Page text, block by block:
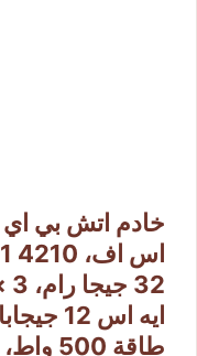
أجهزة تسجيل DVR/NVR
أجهزة بصمة وانتركم
إكسسوارات وقطع غيار
ايه اس